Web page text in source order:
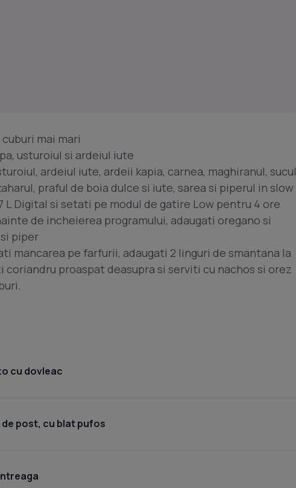
mai mari
usturoiul si ardeiul iute
ardeiul iute, ardeii kapia, carnea, maghiranul, sucul
praful de boia dulce si iute, sarea si piperul in slow
L Digital si setati pe modul de gatire Low pentru 4 ore
de incheierea programului, adaugati oregano si
piper
mancarea pe farfurii, adaugati 2 linguri de smantana la
proaspat deasupra si serviti cu nachos si orez
cu dovleac
post, cu blat pufos